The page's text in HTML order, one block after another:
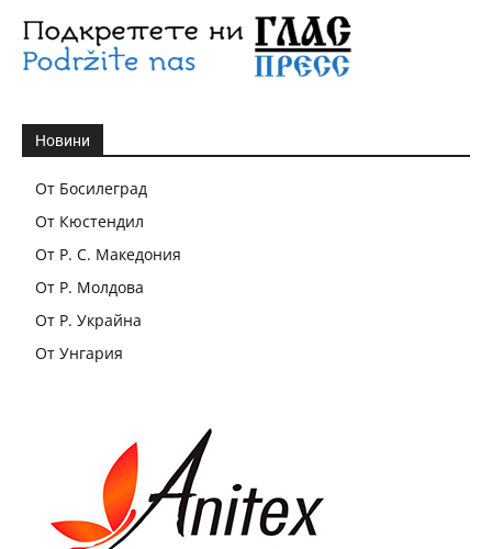
Новини
От Босилеград
От Кюстендил
От Р. С. Македония
От Р. Молдова
От Р. Украйна
От Унгария